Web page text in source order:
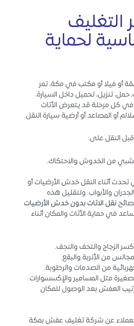
التغليف
لحماية
أو فيلا أو مكتب في مكة، تمر
تنزيل، تحميل داخل السيارة،
كل مرحلة قد يتعرض الأثاث
أو المصاعد أو أرضية سيارة النقل.
النقل على:
من الخدوش والاحتكاك.
تحدث أثناء النقل خدش الأرضيات أو
والأبواب. ولتقليل هذه
نقل الاثاث بدون خدش الأرضيات
في حماية الأثاث والمكان أثناء
كسر الزجاج والتحف والنجف.
من الأتربة والبقع.
من الصدمات والرطوبة.
مثل المسامير والإكسسوارات.
العفش بعد الوصول للمكان
عن شركة تغليف عفش بمكة